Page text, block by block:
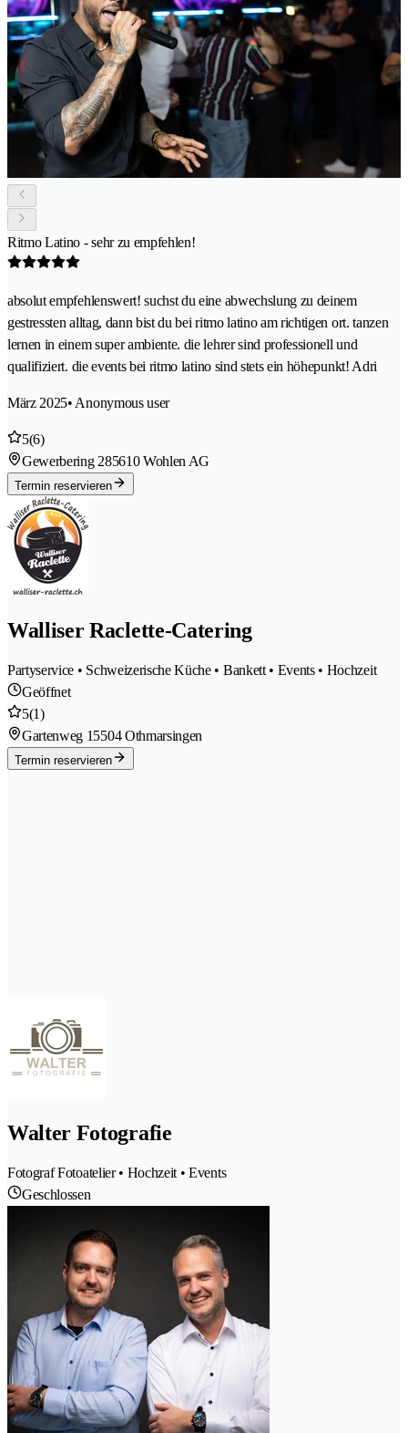
Ritmo Latino - sehr zu empfehlen!
absolut empfehlenswert! suchst du eine abwechslung zu deinem
gestressten alltag, dann bist du bei ritmo latino am richtigen ort. tanzen
lernen in einem super ambiente. die lehrer sind professionell und
qualifiziert. die events bei ritmo latino sind stets ein höhepunkt! Adri
März 2025• Anonymous user
5(6)
Gewerbering 285610 Wohlen AG
Termin reservieren
Walliser Raclette-Catering
Partyservice • Schweizerische Küche • Bankett • Events • Hochzeit
Geöffnet
5(1)
Gartenweg 15504 Othmarsingen
Termin reservieren
Walter Fotografie
Fotograf Fotoatelier • Hochzeit • Events
Geschlossen